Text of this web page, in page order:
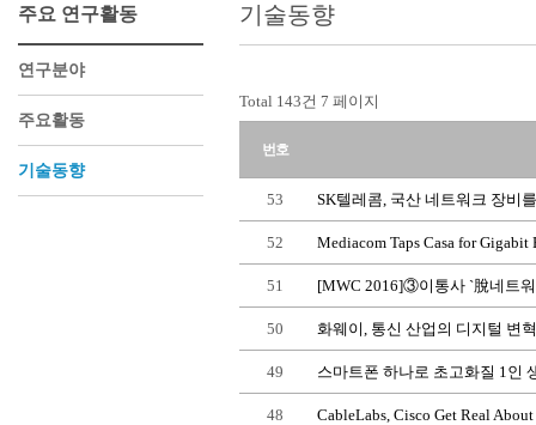
주요 연구활동
연구분야
주요활동
기술동향
기술동향
Total 143건 7 페이지
번호
53 SK텔레콤, 국산 네트워크 장비
52 Mediacom Taps Casa for
51 [MWC 2016]③이통사 `脫네트
50 화웨이, 통신 산업의 디지털 변
49 스마트폰 하나로 초고화질 1인
48 CableLabs, Cisco Get Real